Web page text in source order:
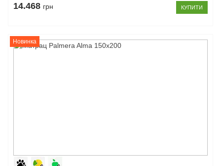
14.468 грн КУПИТИ
Новинка